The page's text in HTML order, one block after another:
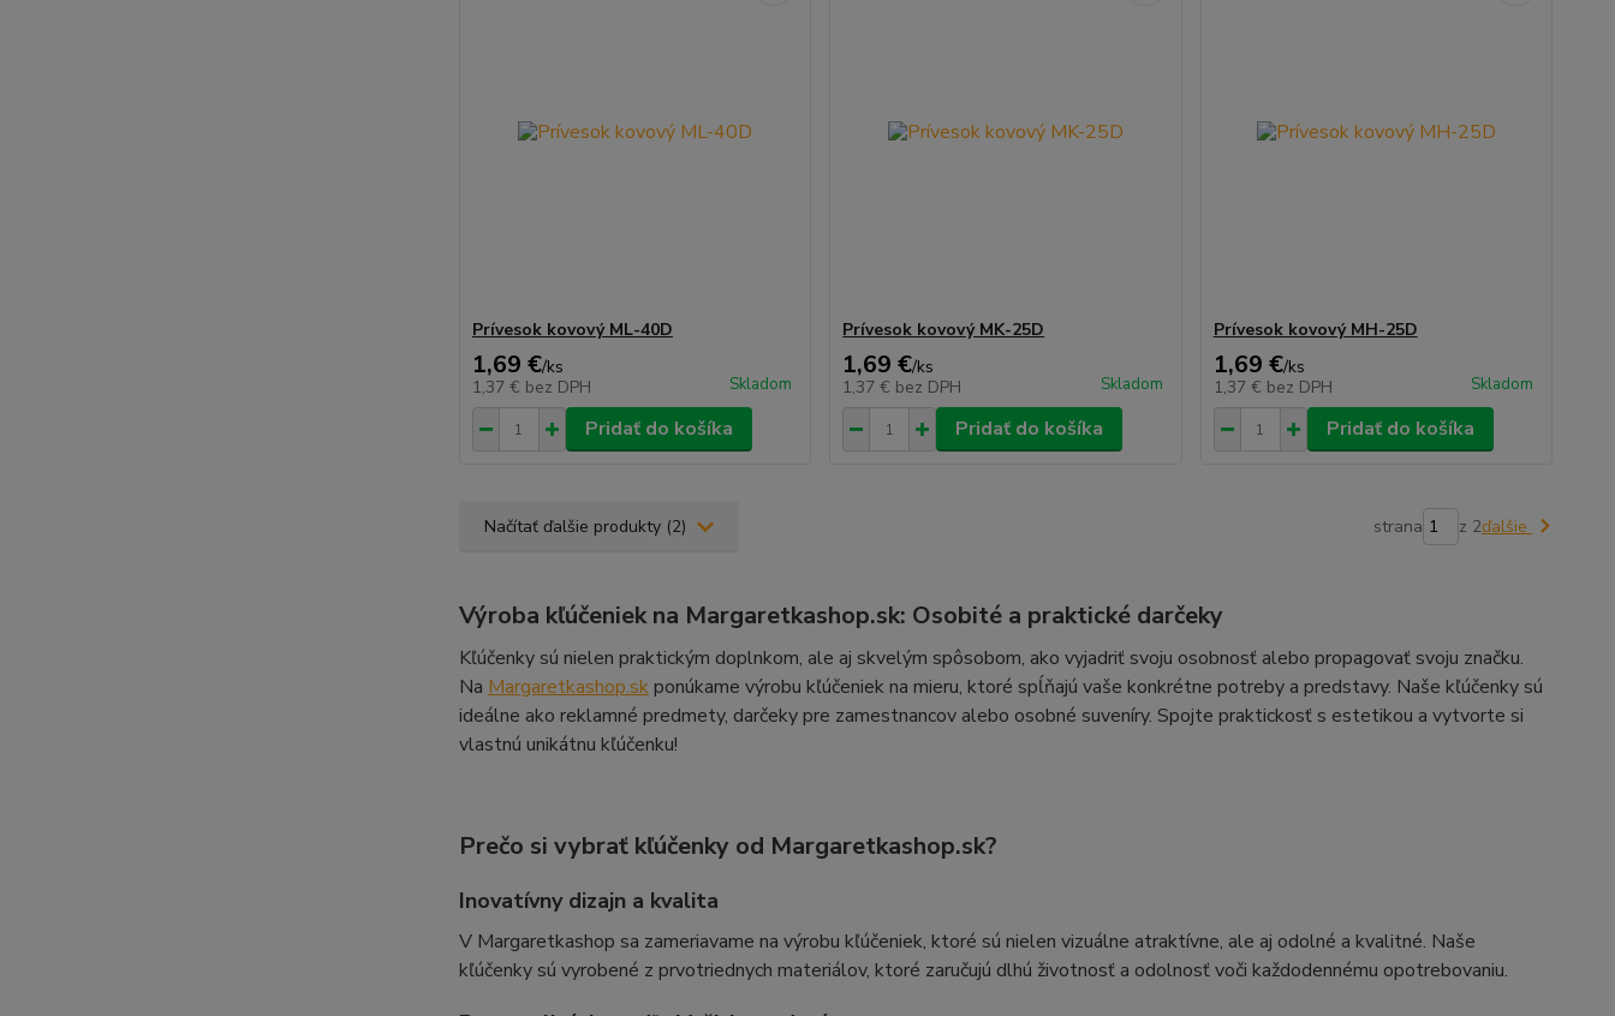
Prívesok kovový ML-40D
1,69 €/ks
1,37 € bez DPH Skladom
Pridať do košíka
Prívesok kovový MK-25D
1,69 €/ks
1,37 € bez DPH Skladom
Pridať do košíka
Prívesok kovový MH-25D
1,69 €/ks
1,37 € bez DPH Skladom
Pridať do košíka
Načítať ďalšie produkty (2) strana z 2ďalšie
Výroba kľúčeniek na Margaretkashop.sk: Osobité a praktické darčeky
Kľúčenky sú nielen praktickým doplnkom, ale aj skvelým spôsobom, ako vyjadriť svoju osobnosť alebo propagovať svoju značku.
Na Margaretkashop.skponúkame výrobu kľúčeniek na mieru, ktoré spĺňajú vaše konkrétne potreby a predstavy. Naše kľúčenky sú
ideálne ako reklamné predmety, darčeky pre zamestnancov alebo osobné suveníry. Spojte praktickosť s estetikou a vytvorte si
vlastnú unikátnu kľúčenku!
Prečo si vybrať kľúčenky od Margaretkashop.sk?
Inovatívny dizajn a kvalita
V Margaretkashop sa zameriavame na výrobu kľúčeniek, ktoré sú nielen vizuálne atraktívne, ale aj odolné a kvalitné. Naše
kľúčenky sú vyrobené z prvotriednych materiálov, ktoré zaručujú dlhú životnosť a odolnosť voči každodennému opotrebovaniu.